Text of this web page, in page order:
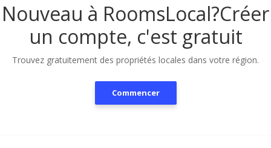
Nouveau à RoomsLocal?Créer
un compte, c'est gratuit
Trouvez gratuitement des propriétés locales dans votre région.
Commencer